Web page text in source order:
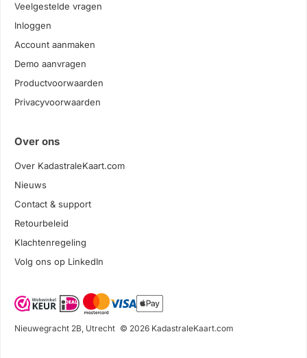
Veelgestelde vragen
Inloggen
Account aanmaken
Demo aanvragen
Productvoorwaarden
Privacyvoorwaarden
Over ons
Over KadastraleKaart.com
Nieuws
Contact & support
Retourbeleid
Klachtenregeling
Volg ons op LinkedIn
Nieuwegracht 2B, Utrecht © 2026 KadastraleKaart.com